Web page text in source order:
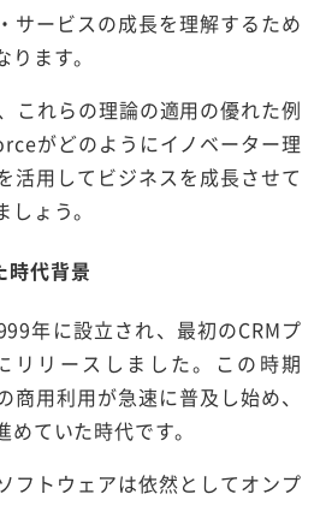
サービスの成長を理解するため
ます。
これらの理論の適用の優れた例
がどのようにイノベーター理
活用してビジネスを成長させて
ょう。
代背景
年に設立され、最初のCRMプ
リリースしました。この時期
商用利用が急速に普及し始め、
ていた時代です。
フトウェアは依然としてオンプ